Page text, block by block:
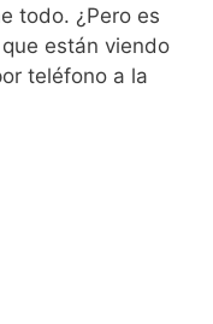
todo. ¿Pero es
están viendo
teléfono a la